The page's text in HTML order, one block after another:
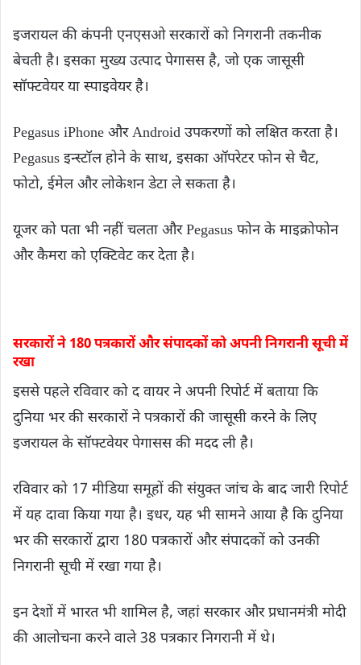
इजरायल की कंपनी एनएसओ सरकारों को निगरानी तकनीक
बेचती है। इसका मुख्य उत्पाद पेगासस है, जो एक जासूसी
सॉफ्टवेयर या स्पाइवेयर है।
Pegasus iPhone और Android उपकरणों को लक्षित करता है।
Pegasus इन्स्टॉल होने के साथ, इसका ऑपरेटर फोन से चैट,
फोटो, ईमेल और लोकेशन डेटा ले सकता है।
यूजर को पता भी नहीं चलता और Pegasus फोन के माइक्रोफोन
और कैमरा को एक्टिवेट कर देता है।
सरकारों ने 180 पत्रकारों और संपादकों को अपनी निगरानी सूची में
रखा
इससे पहले रविवार को द वायर ने अपनी रिपोर्ट में बताया कि
दुनिया भर की सरकारों ने पत्रकारों की जासूसी करने के लिए
इजरायल के सॉफ्टवेयर पेगासस की मदद ली है।
रविवार को 17 मीडिया समूहों की संयुक्त जांच के बाद जारी रिपोर्ट
में यह दावा किया गया है। इधर, यह भी सामने आया है कि दुनिया
भर की सरकारों द्वारा 180 पत्रकारों और संपादकों को उनकी
निगरानी सूची में रखा गया है।
इन देशों में भारत भी शामिल है, जहां सरकार और प्रधानमंत्री मोदी
की आलोचना करने वाले 38 पत्रकार निगरानी में थे।